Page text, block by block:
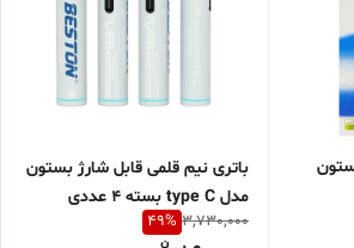
باتری نیم قلمی قابل شارژ بستون
مدل type C بسته 4 عددی
3,730,000
49%